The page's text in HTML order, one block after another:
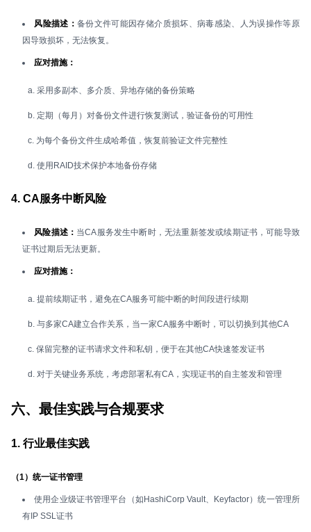
风险描述：备份文件可能因存储介质损坏、病毒感染、人为误操作等原
因导致损坏，无法恢复。
应对措施：
a. 采用多副本、多介质、异地存储的备份策略
b. 定期（每月）对备份文件进行恢复测试，验证备份的可用性
c. 为每个备份文件生成哈希值，恢复前验证文件完整性
d. 使用RAID技术保护本地备份存储
4. CA服务中断风险
风险描述： 当CA服务发生中断时，无法重新签发或续期证书，可能导致
证书过期后无法更新。
应对措施：
a. 提前续期证书，避免在CA服务可能中断的时间段进行续期
b. 与多家CA建立合作关系，当一家CA服务中断时，可以切换到其他CA
c. 保留完整的证书请求文件和私钥，便于在其他CA快速签发证书
d. 对于关键业务系统，考虑部署私有CA，实现证书的自主签发和管理
六、最佳实践与合规要求
1. 行业最佳实践
（1）统一证书管理
使用企业级证书管理平台（如HashiCorp Vault、Keyfactor）统一管理所
有IP SSL证书